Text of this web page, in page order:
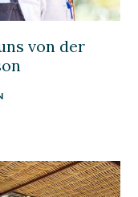
von der